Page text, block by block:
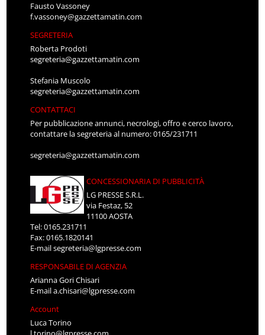
Fausto Vassoney
f.vassoney@gazzettamatin.com
SEGRETERIA
Roberta Prodoti
segreteria@gazzettamatin.com
Stefania Muscolo
segreteria@gazzettamatin.com
CONTATTACI
Per pubblicazione annunci, necrologi, offro e cerco lavoro,
contattare la segreteria al numero: 0165/231711
segreteria@gazzettamatin.com
CONCESSIONARIA DI PUBBLICITÀ
LG PRESSE S.R.L.
via Festaz, 52
11100 AOSTA
Tel: 0165.231711
Fax: 0165.1820141
E-mailsegreteria@lgpresse.com
RESPONSABILE DI AGENZIA
Arianna Gori Chisari
E-maila.chisari@lgpresse.com
Account
Luca Torino